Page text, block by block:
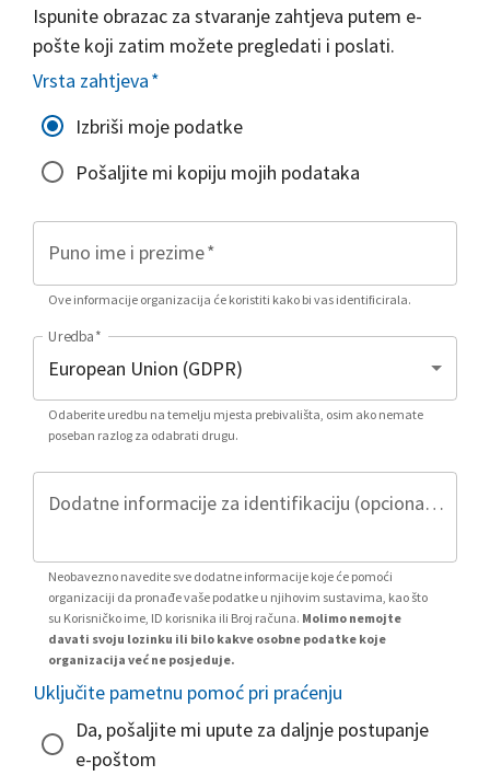
Ispunite obrazac za stvaranje zahtjeva putem e-
pošte koji zatim možete pregledati i poslati.
Vrsta zahtjeva*
Izbriši moje podatke
Pošaljite mi kopiju mojih podataka
Puno ime i prezime*
Ove informacije organizacija će koristiti kako bi vas identificirala.
Uredba*
Odaberite uredbu na temelju mjesta prebivališta, osim ako nemate
poseban razlog za odabrati drugu.
Dodatne informacije za identifikaciju (opcionalno)
Neobavezno navedite sve dodatne informacije koje će pomoći
organizaciji da pronađe vaše podatke u njihovim sustavima, kao što
su Korisničko ime, ID korisnika ili Broj računa. Molimo nemojte
davati svoju lozinku ili bilo kakve osobne podatke koje
organizacija već ne posjeduje.
Uključite pametnu pomoć pri praćenju
Da, pošaljite mi upute za daljnje postupanje
e-poštom